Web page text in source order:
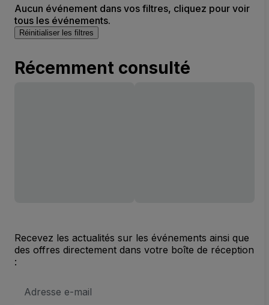
Aucun événement dans vos filtres, cliquez pour voir
tous les événements.
Réinitialiser les filtres
Récemment consulté
Recevez les actualités sur les événements ainsi que
des offres directement dans votre boîte de réception
:
e-